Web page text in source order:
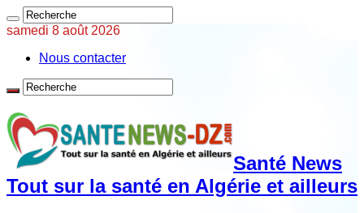
samedi 8 août 2026
Nous contacter
Santé News
Tout sur la santé en Algérie et ailleurs